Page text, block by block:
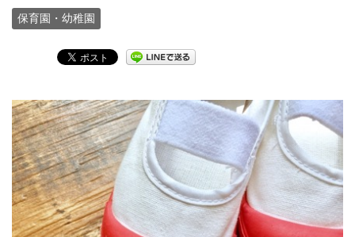
保育園・幼稚園